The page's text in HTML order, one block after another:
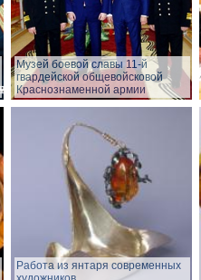
Музей боевой славы 11-й
гвардейской общевойсковой
Краснознаменной армии
Работа из янтаря современных